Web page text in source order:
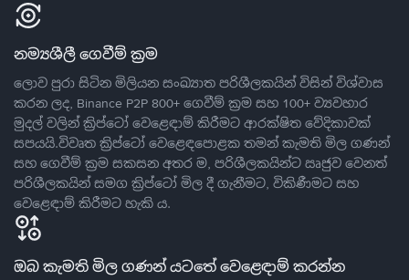
නම්‍යශීලී ගෙවීම් ක්‍රම
ලොව පුරා සිටින මිලියන සංඛ්‍යාත පරිශීලකයින් විසින් විශ්වාස
කරන ලද, Binance P2P 800+ ගෙවීම් ක්‍රම සහ 100+ ව්‍යවහාර
මුදල් වලින් ක්‍රිප්ටෝ වෙළෙඳාම් කිරීමට ආරක්ෂිත වේදිකාවක්
සපයයි.විවෘත ක්‍රිප්ටෝ වෙළෙඳපොළක තමන් කැමති මිල ගණන්
සහ ගෙවීම් ක්‍රම සකසන අතර ම, පරිශීලකයින්ට ඍජුව වෙනත්
පරිශීලකයින් සමග ක්‍රිප්ටෝ මිල දී ගැනීමට, විකිණීමට සහ
වෙළෙඳාම් කිරීමට හැකි ය.
ඔබ කැමති මිල ගණන් යටතේ වෙළෙඳාම් කරන්න